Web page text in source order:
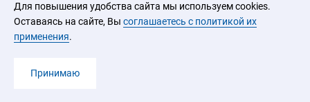
Для повышения удобства сайта мы используем cookies.
Оставаясь на сайте, Вы соглашаетесь с политикой их
применения.
Принимаю